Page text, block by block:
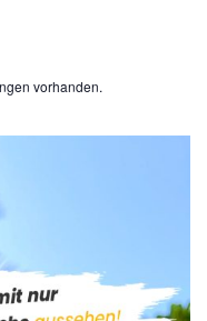
vorhanden.